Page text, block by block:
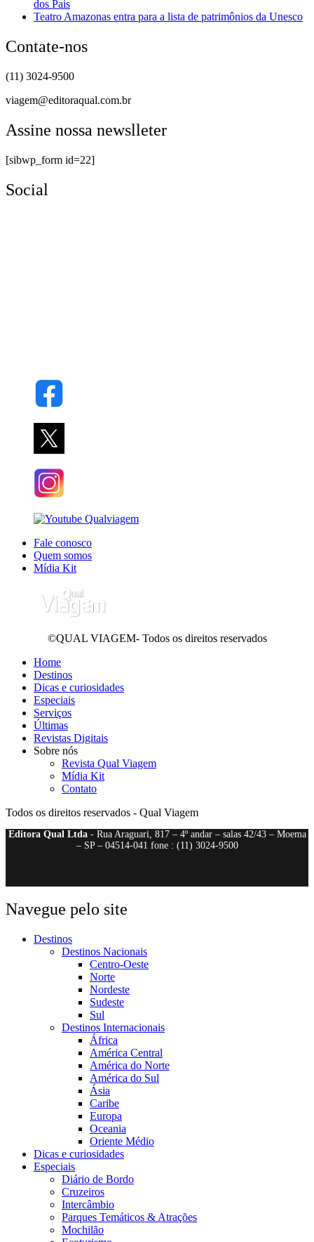
dos Pais
Teatro Amazonas entra para a lista de patrimônios da Unesco
Contate-nos
(11) 3024-9500
viagem@editoraqual.com.br
Assine nossa newslleter
[sibwp_form id=22]
Social
Fale conosco
Quem somos
Mídia Kit
©QUAL VIAGEM- Todos os direitos reservados
Home
Destinos
Dicas e curiosidades
Especiais
Serviços
Últimas
Revistas Digitais
Sobre nós
Revista Qual Viagem
Mídia Kit
Contato
Todos os direitos reservados - Qual Viagem
Editora Qual Ltda- Rua Araguari, 817 – 4º andar – salas 42/43 – Moema
– SP – 04514-041 fone : (11) 3024-9500
Navegue pelo site
Destinos
Destinos Nacionais
Centro-Oeste
Norte
Nordeste
Sudeste
Sul
Destinos Internacionais
África
América Central
América do Norte
América do Sul
Ásia
Caribe
Europa
Oceania
Oriente Médio
Dicas e curiosidades
Especiais
Diário de Bordo
Cruzeiros
Intercâmbio
Parques Temáticos & Atrações
Mochilão